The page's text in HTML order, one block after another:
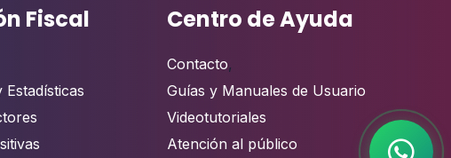
Fiscal Centro de Ayuda
Contacto,
Guías y Manuales de Usuario
Videotutoriales
Atención al público